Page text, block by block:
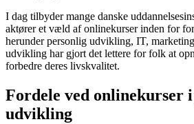
I dag tilbyder mange danske
aktører et væld af onlinekurser inden for
herunder personlig udvikling, IT,
udvikling har gjort det lettere for folk at
forbedre deres livskvalitet.
Fordele ved onlinekurser
udvikling